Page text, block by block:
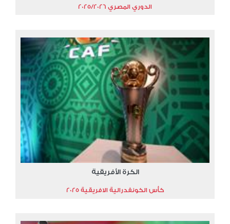
الدوري المصري 2025/2026
الكرة الأفريقية
كأس الكونفدرالية الافريقية 2025